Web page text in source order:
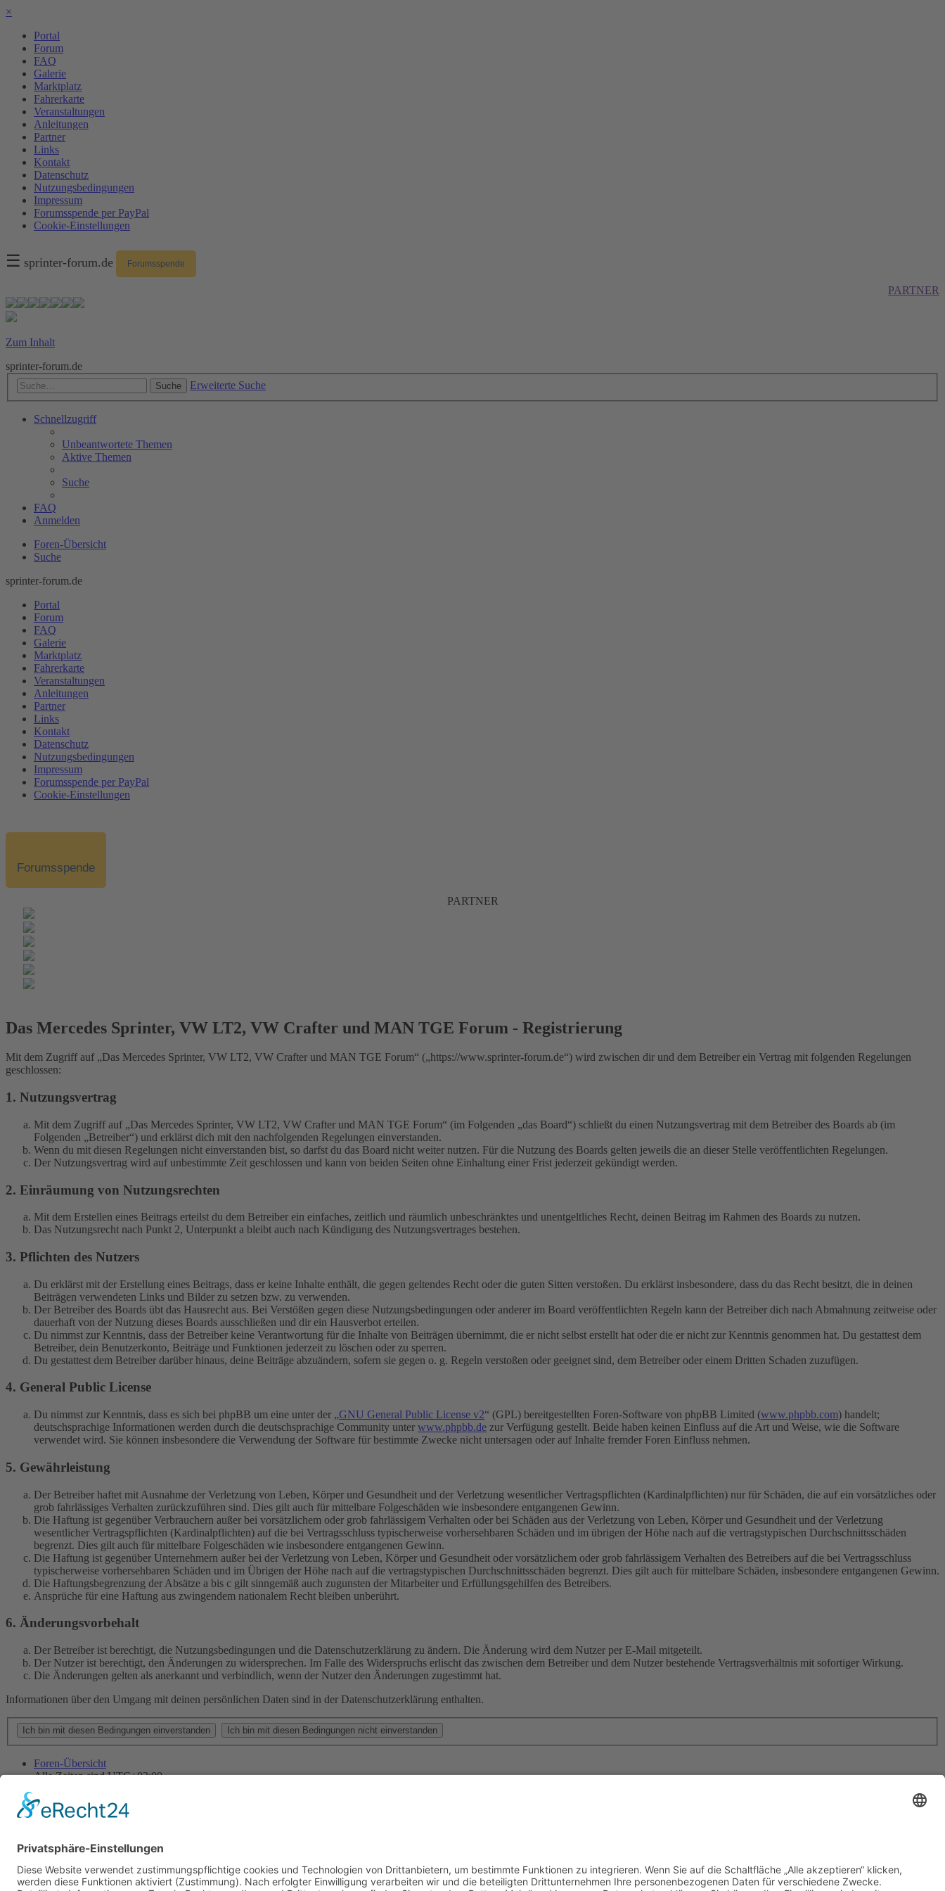
×
Portal
Forum
FAQ
Galerie
Marktplatz
Fahrerkarte
Veranstaltungen
Anleitungen
Partner
Links
Kontakt
Datenschutz
Nutzungsbedingungen
Impressum
Forumsspende per PayPal
Cookie-Einstellungen
☰ sprinter-forum.de Forumsspende
PARTNER
Zum Inhalt
sprinter-forum.de
Suche Erweiterte Suche
Schnellzugriff
Unbeantwortete Themen
Aktive Themen
Suche
FAQ
Anmelden
Foren-Übersicht
Suche
sprinter-forum.de
Portal
Forum
FAQ
Galerie
Marktplatz
Fahrerkarte
Veranstaltungen
Anleitungen
Partner
Links
Kontakt
Datenschutz
Nutzungsbedingungen
Impressum
Forumsspende per PayPal
Cookie-Einstellungen
Forumsspende
PARTNER
Das Mercedes Sprinter, VW LT2, VW Crafter und MAN TGE Forum - Registrierung
Mit dem Zugriff auf „Das Mercedes Sprinter, VW LT2, VW Crafter und MAN TGE Forum“ („https://www.sprinter-forum.de“) wird zwischen dir und dem Betreiber ein Vertrag mit folgenden Regelungen
geschlossen:
1. Nutzungsvertrag
Mit dem Zugriff auf „Das Mercedes Sprinter, VW LT2, VW Crafter und MAN TGE Forum“ (im Folgenden „das Board“) schließt du einen Nutzungsvertrag mit dem Betreiber des Boards ab (im
Folgenden „Betreiber“) und erklärst dich mit den nachfolgenden Regelungen einverstanden.
Wenn du mit diesen Regelungen nicht einverstanden bist, so darfst du das Board nicht weiter nutzen. Für die Nutzung des Boards gelten jeweils die an dieser Stelle veröffentlichten Regelungen.
Der Nutzungsvertrag wird auf unbestimmte Zeit geschlossen und kann von beiden Seiten ohne Einhaltung einer Frist jederzeit gekündigt werden.
2. Einräumung von Nutzungsrechten
Mit dem Erstellen eines Beitrags erteilst du dem Betreiber ein einfaches, zeitlich und räumlich unbeschränktes und unentgeltliches Recht, deinen Beitrag im Rahmen des Boards zu nutzen.
Das Nutzungsrecht nach Punkt 2, Unterpunkt a bleibt auch nach Kündigung des Nutzungsvertrages bestehen.
3. Pflichten des Nutzers
Du erklärst mit der Erstellung eines Beitrags, dass er keine Inhalte enthält, die gegen geltendes Recht oder die guten Sitten verstoßen. Du erklärst insbesondere, dass du das Recht besitzt, die in deinen
Beiträgen verwendeten Links und Bilder zu setzen bzw. zu verwenden.
Der Betreiber des Boards übt das Hausrecht aus. Bei Verstößen gegen diese Nutzungsbedingungen oder anderer im Board veröffentlichten Regeln kann der Betreiber dich nach Abmahnung zeitweise oder
dauerhaft von der Nutzung dieses Boards ausschließen und dir ein Hausverbot erteilen.
Du nimmst zur Kenntnis, dass der Betreiber keine Verantwortung für die Inhalte von Beiträgen übernimmt, die er nicht selbst erstellt hat oder die er nicht zur Kenntnis genommen hat. Du gestattest dem
Betreiber, dein Benutzerkonto, Beiträge und Funktionen jederzeit zu löschen oder zu sperren.
Du gestattest dem Betreiber darüber hinaus, deine Beiträge abzuändern, sofern sie gegen o. g. Regeln verstoßen oder geeignet sind, dem Betreiber oder einem Dritten Schaden zuzufügen.
4. General Public License
Du nimmst zur Kenntnis, dass es sich bei phpBB um eine unter der „GNU General Public License v2“ (GPL) bereitgestellten Foren-Software von phpBB Limited (www.phpbb.com) handelt;
deutschsprachige Informationen werden durch die deutschsprachige Community unter www.phpbb.de zur Verfügung gestellt. Beide haben keinen Einfluss auf die Art und Weise, wie die Software
verwendet wird. Sie können insbesondere die Verwendung der Software für bestimmte Zwecke nicht untersagen oder auf Inhalte fremder Foren Einfluss nehmen.
5. Gewährleistung
Der Betreiber haftet mit Ausnahme der Verletzung von Leben, Körper und Gesundheit und der Verletzung wesentlicher Vertragspflichten (Kardinalpflichten) nur für Schäden, die auf ein vorsätzliches oder
grob fahrlässiges Verhalten zurückzuführen sind. Dies gilt auch für mittelbare Folgeschäden wie insbesondere entgangenen Gewinn.
Die Haftung ist gegenüber Verbrauchern außer bei vorsätzlichem oder grob fahrlässigem Verhalten oder bei Schäden aus der Verletzung von Leben, Körper und Gesundheit und der Verletzung
wesentlicher Vertragspflichten (Kardinalpflichten) auf die bei Vertragsschluss typischerweise vorhersehbaren Schäden und im übrigen der Höhe nach auf die vertragstypischen Durchschnittsschäden
begrenzt. Dies gilt auch für mittelbare Folgeschäden wie insbesondere entgangenen Gewinn.
Die Haftung ist gegenüber Unternehmern außer bei der Verletzung von Leben, Körper und Gesundheit oder vorsätzlichem oder grob fahrlässigem Verhalten des Betreibers auf die bei Vertragsschluss
typischerweise vorhersehbaren Schäden und im Übrigen der Höhe nach auf die vertragstypischen Durchschnittsschäden begrenzt. Dies gilt auch für mittelbare Schäden, insbesondere entgangenen Gewinn.
Die Haftungsbegrenzung der Absätze a bis c gilt sinngemäß auch zugunsten der Mitarbeiter und Erfüllungsgehilfen des Betreibers.
Ansprüche für eine Haftung aus zwingendem nationalem Recht bleiben unberührt.
6. Änderungsvorbehalt
Der Betreiber ist berechtigt, die Nutzungsbedingungen und die Datenschutzerklärung zu ändern. Die Änderung wird dem Nutzer per E-Mail mitgeteilt.
Der Nutzer ist berechtigt, den Änderungen zu widersprechen. Im Falle des Widerspruchs erlischt das zwischen dem Betreiber und dem Nutzer bestehende Vertragsverhältnis mit sofortiger Wirkung.
Die Änderungen gelten als anerkannt und verbindlich, wenn der Nutzer den Änderungen zugestimmt hat.
Informationen über den Umgang mit deinen persönlichen Daten sind in der Datenschutzerklärung enthalten.
Foren-Übersicht
Alle Zeiten sindUTC+02:00
Powered byphpBB® Forum Software © phpBB Limited
Datenschutz |Nutzungsbedingungen